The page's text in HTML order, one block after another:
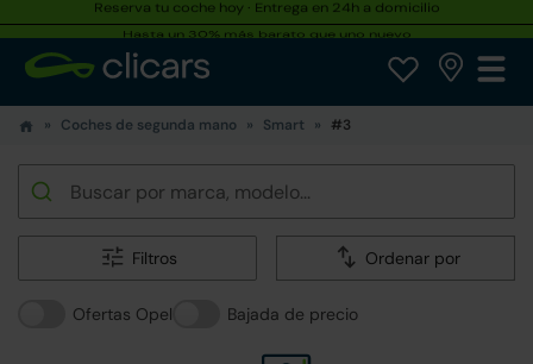
Hasta un 30% más barato que uno nuevo
Coches de segunda mano Smart #3
Filtros Ordenar por
Ofertas Opel Bajada de precio